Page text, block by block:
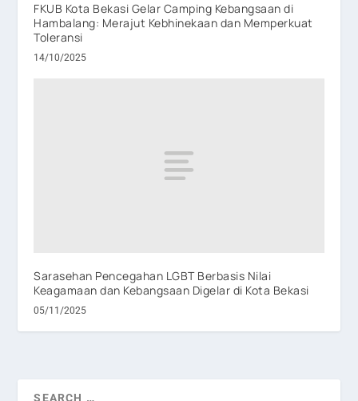
FKUB Kota Bekasi Gelar Camping Kebangsaan di
Hambalang: Merajut Kebhinekaan dan Memperkuat
Toleransi
14/10/2025
Sarasehan Pencegahan LGBT Berbasis Nilai
Keagamaan dan Kebangsaan Digelar di Kota Bekasi
05/11/2025